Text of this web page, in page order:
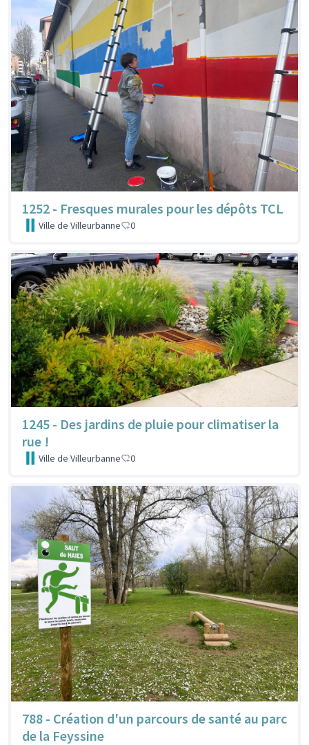
1252 - Fresques murales pour les dépôts TCL
Ville de Villeurbanne 0
1245 - Des jardins de pluie pour climatiser la
rue !
Ville de Villeurbanne 0
788 - Création d'un parcours de santé au parc
de la Feyssine